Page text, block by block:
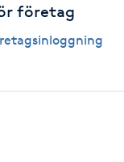
företag